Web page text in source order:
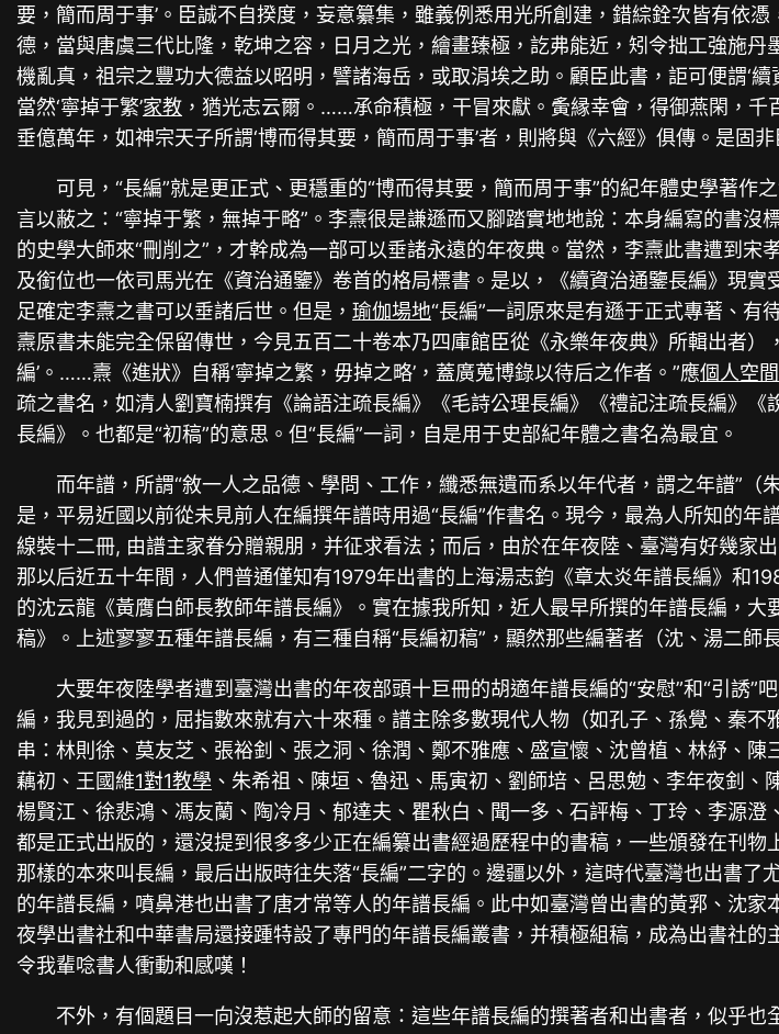
要，簡而周于事’。臣誠不自揆度，妄意纂集，雖義例悉用光所創建，錯綜銓次皆有依
德，當與唐虞三代比隆，乾坤之容，日月之光，繪畫臻極，訖弗能近，矧令拙工強施
機亂真，祖宗之豐功大德益以昭明，譬諸海岳，或取涓埃之助。顧臣此書，詎可便謂‘
當然‘寧掉于繁’家教 ，猶光志云爾。……承命積極，干冒來獻。夤縁幸會，得御燕閑，
垂億萬年，如神宗天子所謂‘博而得其要，簡而周于事’者，則將與《六經》俱傳。是固
可見，“長編”就是更正式、更穩重的“博而得其要，簡而周于事”的紀年體史學著作
言以蔽之：“寧掉于繁，無掉于略”。李燾很是謙遜而又腳踏實地地說：本身編寫的書
的史學大師來“刪削之”，才幹成為一部可以垂諸永遠的年夜典。當然，李燾此書遭到
及銜位也一依司馬光在《資治通鑒》卷首的格局標書。是以，《續資治通鑒長編》現
足確定李燾之書可以垂諸后世。但是，瑜伽場地“長編”一詞原來是有遜于正式專著、有
燾原書未能完全保留傳世，今見五百二十卷本乃四庫館臣從《永樂年夜典》所輯出者）
編’。……燾《進狀》自稱‘寧掉之繁，毋掉之略’，蓋廣蒐博錄以待后之作者。”應個人空間
疏之書名，如清人劉寶楠撰有《論語注疏長編》《毛詩公理長編》《禮記注疏長編》
長編》。也都是“初稿”的意思。但“長編”一詞，自是用于史部紀年體之書名為最宜。
而年譜，所謂“敘一人之品德、學問、工作，纖悉無遺而系以年代者，謂之年譜”
是，平易近國以前從未見前人在編撰年譜時用過“長編”作書名。現今，最為人所知的
線裝十二冊, 由譜主家眷分贈親朋，并征求看法；而后，由於在年夜陸、臺灣有好幾
那以后近五十年間，人們普通僅知有1979年出書的上海湯志鈞《章太炎年譜長編》和
的沈云龍《黃膺白師長教師年譜長編》。實在據我所知，近人最早所撰的年譜長編，
稿》。上述寥寥五種年譜長編，有三種自稱“長編初稿”，顯然那些編著者（沈、湯二師
大要年夜陸學者遭到臺灣出書的年夜部頭十巨冊的胡適年譜長編的“安慰”和“引誘
編，我見到過的，屈指數來就有六十來種。譜主除多數現代人物（如孔子、孫覺、秦
串：林則徐、莫友芝、張裕釗、張之洞、徐潤、鄭不雅應、盛宣懷、沈曾植、林紓、
藕初、王國維1對1教學 、朱希祖、陳垣、魯迅、馬寅初、劉師培、呂思勉、李年夜釗
楊賢江、徐悲鴻、馮友蘭、陶冷月、郁達夫、瞿秋白、聞一多、石評梅、丁玲、李源
都是正式出版的，還沒提到很多多少正在編纂出書經過歷程中的書稿，一些頒發在刊
那樣的本來叫長編，最后出版時往失落“長編”二字的。邊疆以外，這時代臺灣也出書
的年譜長編，噴鼻港也出書了唐才常等人的年譜長編。此中如臺灣曾出書的黃郛、沈
夜學出書社和中華書局還接踵特設了專門的年譜長編叢書，并積極組稿，成為出書社
令我輩唸書人衝動和感嘆！
不外，有個題目一向沒惹起大師的留意：這些年譜長編的撰著者和出書者，似乎